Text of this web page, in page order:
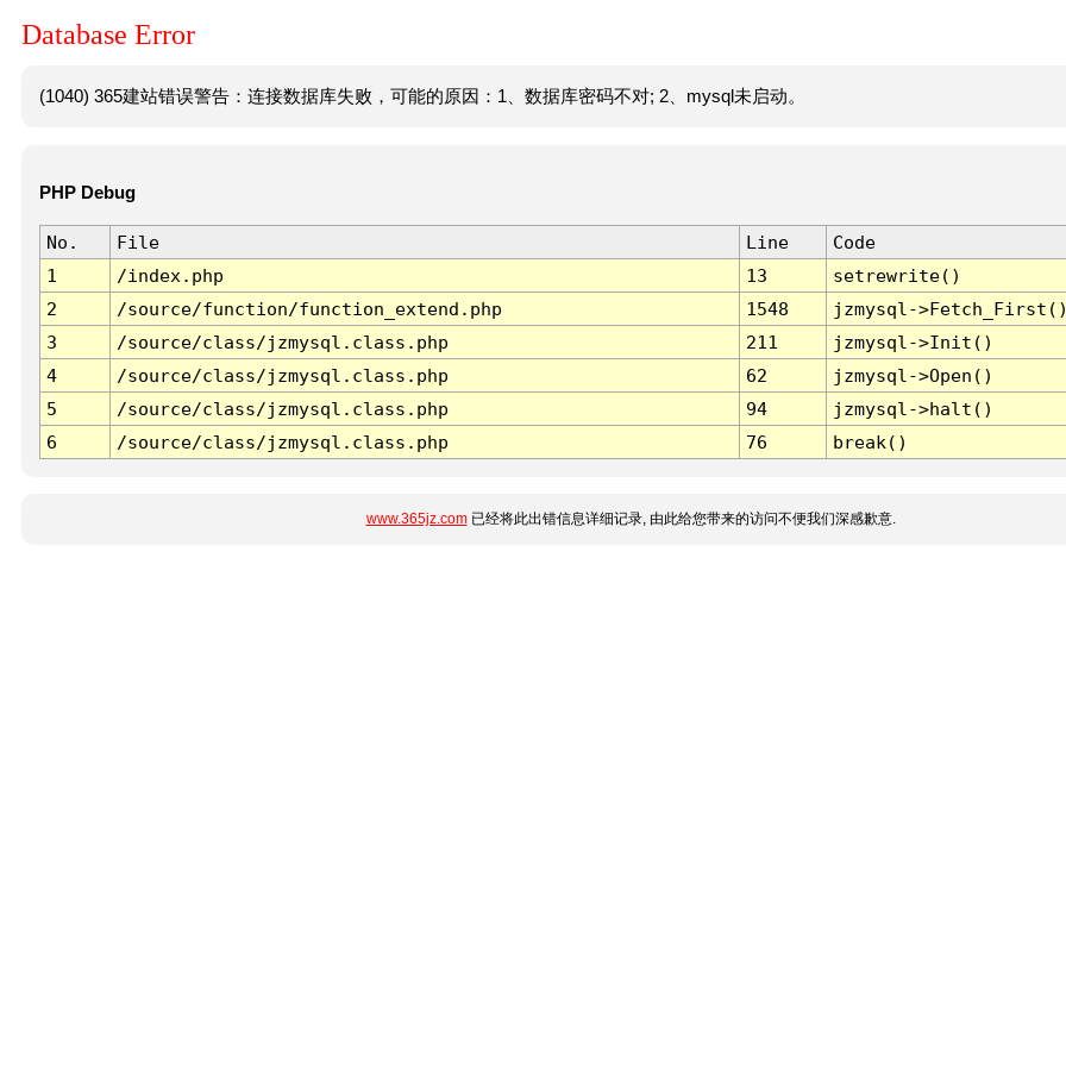
Database Error
(1040) 365建站错误警告：连接数据库失败，可能的原因：1、数据库密码不对; 2、mysql未启动。
PHP Debug
No. File Line
Code
1
/index.php 13
setrewrite()
2
/source/function/function_extend.php 1548
jzmysql-
3
/source/class/jzmysql.class.php 211
jzmysql->Init()
4
/source/class/jzmysql.class.php 62
jzmysql->Open()
5
/source/class/jzmysql.class.php 94
jzmysql->halt()
6
/source/class/jzmysql.class.php 76 break()
www.365jz.com已经将此出错信息详细记录, 由此给您带来的访问不便我们深感歉意.